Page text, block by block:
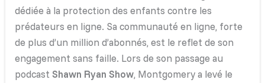
dédiée à la protection des enfants contre les
prédateurs en ligne. Sa communauté en ligne, forte
de plus d’un million d’abonnés, est le reflet de son
engagement sans faille. Lors de son passage au
podcastShawn Ryan Show, Montgomery a levé le